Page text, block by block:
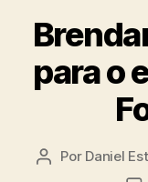
para o
Autor
Por Daniel